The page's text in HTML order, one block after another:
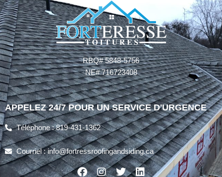
RBQ# 5848-5756
NE# 716723408
APPELEZ 24/7 POUR UN SERVICE D'URGENCE
Téléphone : 819-431-1362
Courriel : info@fortressroofingandsiding.ca